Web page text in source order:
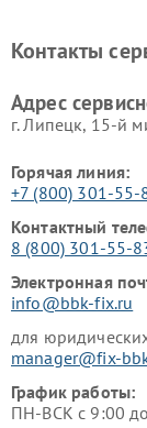
Ремонт винных
Контакты
Адрес
г. Липецк, 15-й
Горячая линия:
+7 (800) 301-55-
Контактный
8 (800) 301-55-
Электронная
info@bbk-fix.ru
для
manager@fix-
График работы:
ПН-ВСК с 9:00